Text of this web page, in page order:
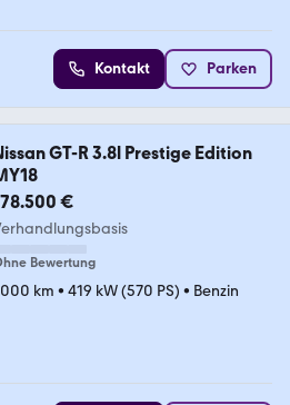
Kontakt Parken
GT-R 3.8l Prestige Edition
€
Bewertung
km • 419 kW (570 PS) • Benzin